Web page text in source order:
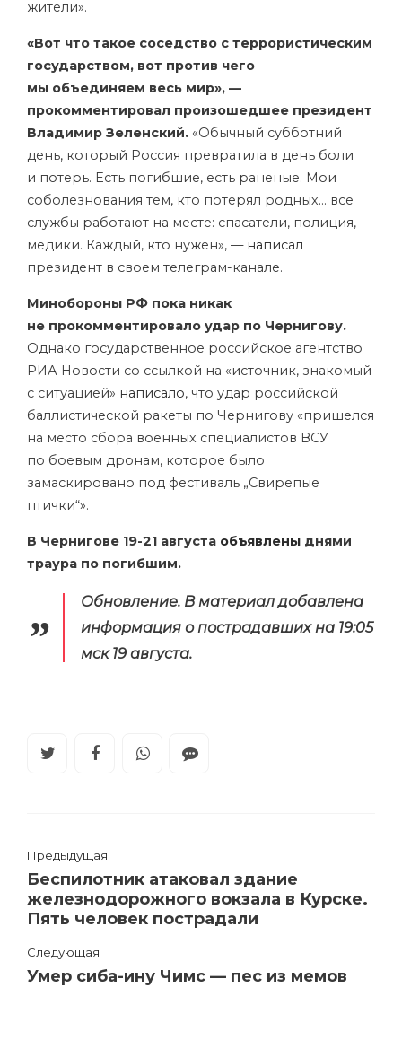
жители».
«Вот что такое соседство с террористическим
государством, вот против чего
мы объединяем весь мир», —
прокомментировал произошедшее президент
Владимир Зеленский. «Обычный субботний
день, который Россия превратила в день боли
и потерь. Есть погибшие, есть раненые. Мои
соболезнования тем, кто потерял родных… все
службы работают на месте: спасатели, полиция,
медики. Каждый, кто нужен», — написал
президент в своем телеграм-канале.
Минобороны РФ пока никак
не прокомментировало удар по Чернигову.
Однако государственное российское агентство
РИА Новости со ссылкой на «источник, знакомый
с ситуацией» написало, что удар российской
баллистической ракеты по Чернигову «пришелся
на место сбора военных специалистов ВСУ
по боевым дронам, которое было
замаскировано под фестиваль „Свирепые
птички“».
В Чернигове 19-21 августа объявлены днями
траура по погибшим.
Обновление. В материал добавлена
информация о пострадавших на 19:05
мск 19 августа.
Предыдущая
Беспилотник атаковал здание
железнодорожного вокзала в Курске.
Пять человек пострадали
Следующая
Умер сиба-ину Чимс — пес из мемов